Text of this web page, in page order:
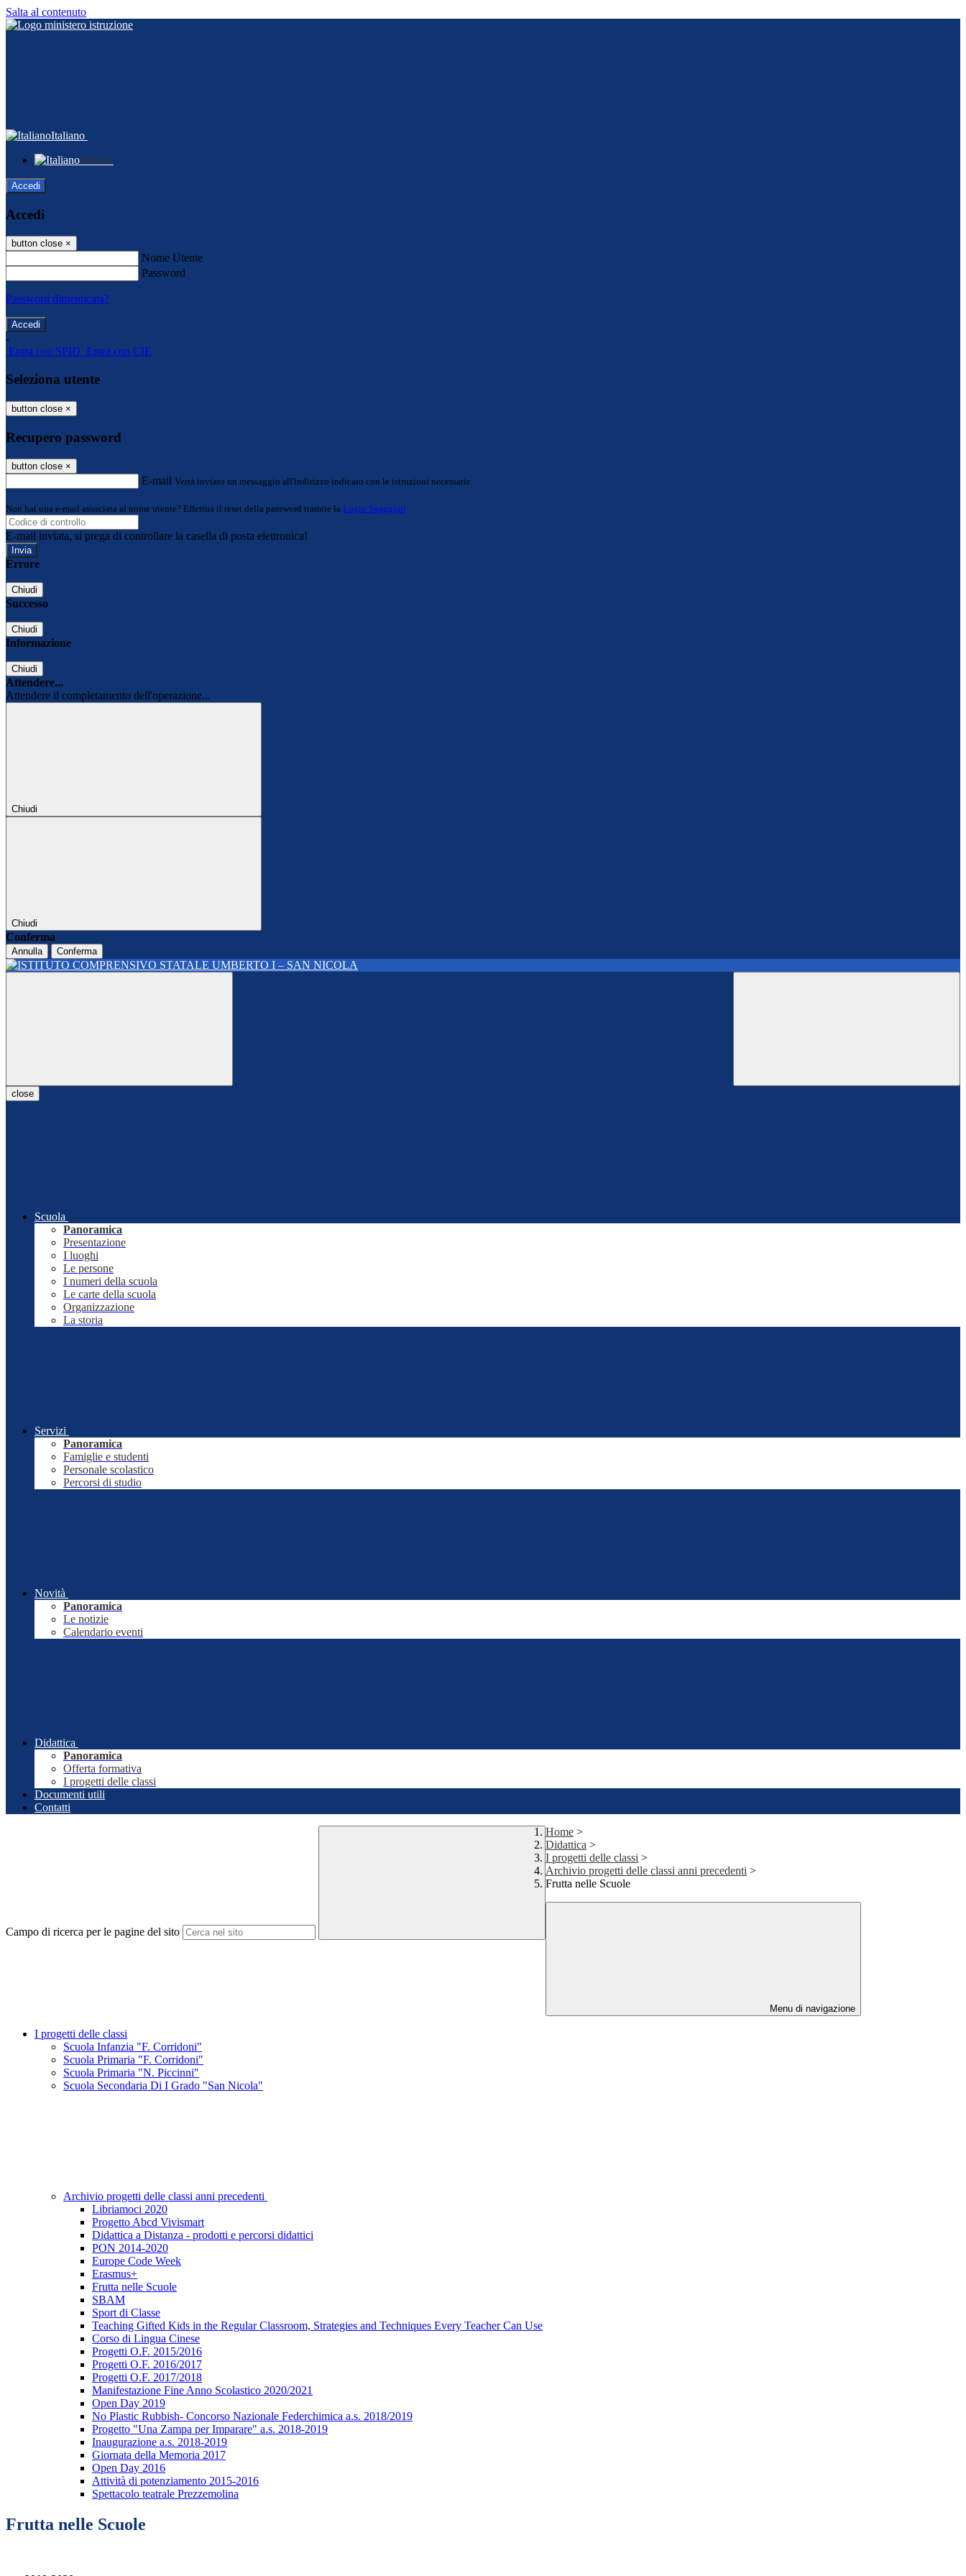
Salta al contenuto
Italiano
Italiano
Accedi
Accedi
button close ×
Nome Utente
Password
Password dimenticata?
-
Entra con SPID Entra con CIE
Seleziona utente
button close ×
Recupero password
button close ×
E-mail Verrà inviato un messaggio all'indirizzo indicato con le istruzioni necessarie.
Non hai una e-mail associata al nome utente? Effettua il reset della password tramite la Login Spaggiari
E-mail inviata, si prega di controllare la casella di posta elettronica!
Errore
Chiudi
Successo
Chiudi
Informazione
Chiudi
Attendere...
Attendere il completamento dell'operazione...
Chiudi
Chiudi
Conferma
Annulla Conferma
close
Scuola
Panoramica
Presentazione
I luoghi
Le persone
I numeri della scuola
Le carte della scuola
Organizzazione
La storia
Servizi
Panoramica
Famiglie e studenti
Personale scolastico
Percorsi di studio
Novità
Panoramica
Le notizie
Calendario eventi
Didattica
Panoramica
Offerta formativa
I progetti delle classi
Documenti utili
Contatti
Campo di ricerca per le pagine del sito
Home >
Didattica >
I progetti delle classi >
Archivio progetti delle classi anni precedenti >
Frutta nelle Scuole
Menu di navigazione
I progetti delle classi
Scuola Infanzia "F. Corridoni"
Scuola Primaria "F. Corridoni"
Scuola Primaria "N. Piccinni"
Scuola Secondaria Di I Grado "San Nicola"
Archivio progetti delle classi anni precedenti
Libriamoci 2020
Progetto Abcd Vivismart
Didattica a Distanza - prodotti e percorsi didattici
PON 2014-2020
Europe Code Week
Erasmus+
Frutta nelle Scuole
SBAM
Sport di Classe
Teaching Gifted Kids in the Regular Classroom, Strategies and Techniques Every Teacher Can Use
Corso di Lingua Cinese
Progetti O.F. 2015/2016
Progetti O.F. 2016/2017
Progetti O.F. 2017/2018
Manifestazione Fine Anno Scolastico 2020/2021
Open Day 2019
No Plastic Rubbish- Concorso Nazionale Federchimica a.s. 2018/2019
Progetto "Una Zampa per Imparare" a.s. 2018-2019
Inaugurazione a.s. 2018-2019
Giornata della Memoria 2017
Open Day 2016
Attività di potenziamento 2015-2016
Spettacolo teatrale Prezzemolina
Frutta nelle Scuole